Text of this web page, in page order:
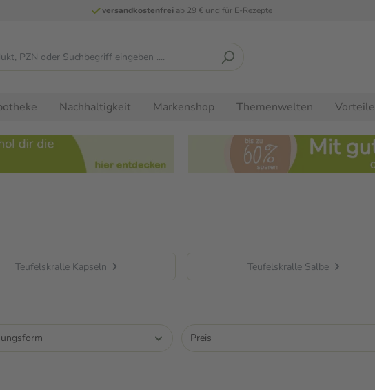
versandkostenfreiab 29 € und für E-Rezepte
Nachhaltigkeit Markenshop Themenwelten Vorteile
Teufelskralle Kapseln Teufelskralle Salbe
Preis